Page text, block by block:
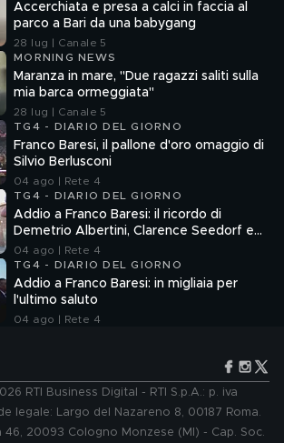
Accerchiata e presa a calci in faccia al
parco a Bari da una babygang
28 lug | Canale 5
MORNING NEWS
Maranza in mare, "Due ragazzi saliti sulla
mia barca ormeggiata"
28 lug | Canale 5
TG4 - DIARIO DEL GIORNO
Franco Baresi, il pallone d'oro omaggio di
Silvio Berlusconi
04 ago | Rete 4
TG4 - DIARIO DEL GIORNO
Addio a Franco Baresi: il ricordo di
Demetrio Albertini, Clarence Seedorf e
Giovanni Galli
04 ago | Rete 4
TG4 - DIARIO DEL GIORNO
Addio a Franco Baresi: in migliaia per
l'ultimo saluto
04 ago | Rete 4
RTI Business Digital - RTI S.p.A.: p. iva
legale: Largo del Nazareno 8, 00187 Roma.
46, 20093 Cologno Monzese (MI) - Cap. Soc.